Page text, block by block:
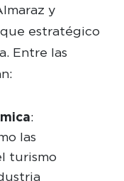
y
estratégico
Entre las
:
las
turismo